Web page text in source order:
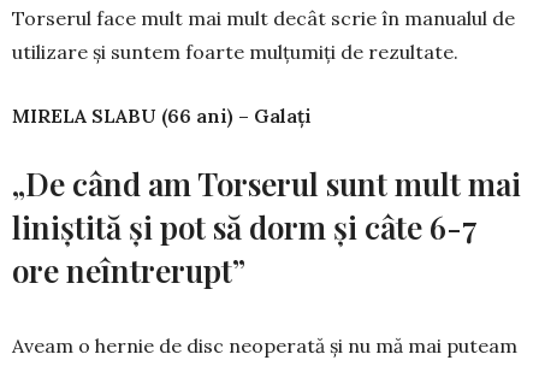
Torserul face mult mai mult decât scrie în manualul de
utilizare şi suntem foarte mulţumiţi de rezultate.
MIRELA SLABU (66 ani) – Galaţi
„De când am Torserul sunt mult mai
liniştită şi pot să dorm şi câte 6-7
ore neîntrerupt”
Aveam o hernie de disc neoperată şi nu mă mai puteam